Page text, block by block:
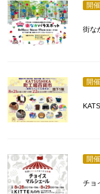
開
街な
開
開
チョ